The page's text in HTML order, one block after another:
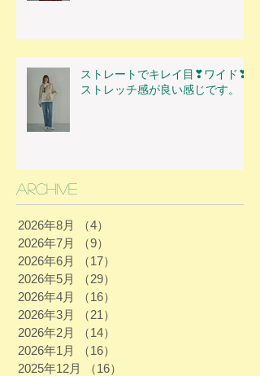
ストレートでキレイ目❣ワイド❣
ストレッチ感が良い感じです。
Archive
2026年8月 （4）
2026年7月
（9）
2026年6月
（17）
2026年5月
（29）
2026年4月
（16）
2026年3月
（21）
2026年2月
（14）
2026年1月
（16）
2025年12月
（16）